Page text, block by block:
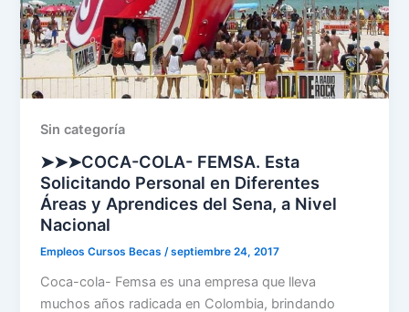
Sin categoría
➤➤➤COCA-COLA- FEMSA. Esta
Solicitando Personal en Diferentes
Áreas y Aprendices del Sena, a Nivel
Nacional
Empleos Cursos Becas/septiembre 24, 2017
Coca-cola- Femsa es una empresa que lleva
muchos años radicada en Colombia, brindando